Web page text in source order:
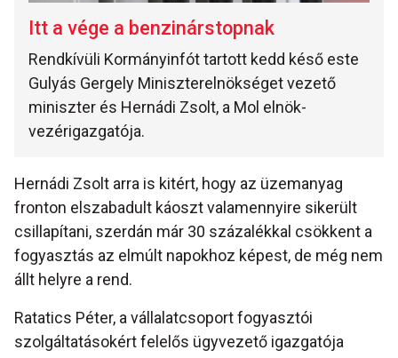
Itt a vége a benzinárstopnak
Rendkívüli Kormányinfót tartott kedd késő este
Gulyás Gergely Miniszterelnökséget vezető
miniszter és Hernádi Zsolt, a Mol elnök-
vezérigazgatója.
Hernádi Zsolt arra is kitért, hogy az üzemanyag
fronton elszabadult káoszt valamennyire sikerült
csillapítani, szerdán már 30 százalékkal csökkent a
fogyasztás az elmúlt napokhoz képest, de még nem
állt helyre a rend.
Ratatics Péter, a vállalatcsoport fogyasztói
szolgáltatásokért felelős ügyvezető igazgatója